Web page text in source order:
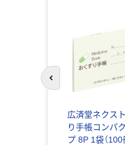
広済堂ネクス
り手帳コンパ
プ 8P 1袋（100
前のスライドへ